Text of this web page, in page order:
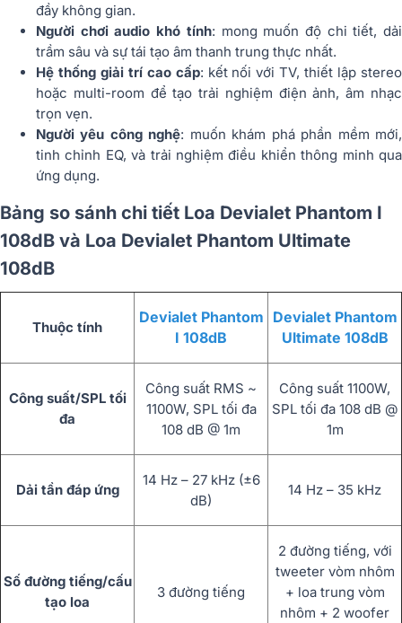
đầy không gian.
Người chơi audio khó tính: mong muốn độ chi tiết, dải
trầm sâu và sự tái tạo âm thanh trung thực nhất.
Hệ thống giải trí cao cấp: kết nối với TV, thiết lập stereo
hoặc multi-room để tạo trải nghiệm điện ảnh, âm nhạc
trọn vẹn.
Người yêu công nghệ: muốn khám phá phần mềm mới,
tinh chỉnh EQ, và trải nghiệm điều khiển thông minh qua
ứng dụng.
Bảng so sánh chi tiết Loa Devialet Phantom I
108dB và Loa Devialet Phantom Ultimate
108dB
Thuộc tính
Devialet Phantom
I 108dB
Devialet Phantom
Ultimate 108dB
Công suất/SPL tối
đa
Công suất RMS ~
1100W, SPL tối đa
108 dB @ 1m
Công suất 1100W,
SPL tối đa 108 dB @
1m
Dải tần đáp ứng
14 Hz – 27 kHz (±6
dB)
14 Hz – 35 kHz
Số đường tiếng/cấu
tạo loa
3 đường tiếng
2 đường tiếng, với
tweeter vòm nhôm
+ loa trung vòm
nhôm + 2 woofer